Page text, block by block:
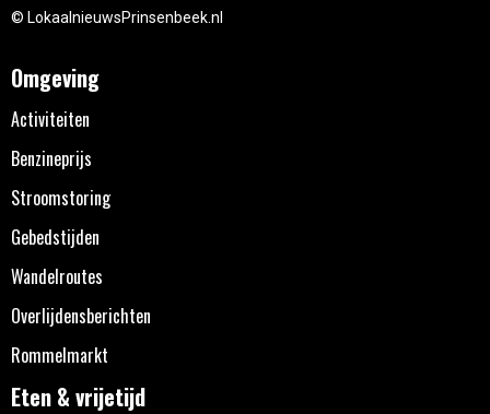
© LokaalnieuwsPrinsenbeek.nl
Omgeving
Activiteiten
Benzineprijs
Stroomstoring
Gebedstijden
Wandelroutes
Overlijdensberichten
Rommelmarkt
Eten & vrijetijd